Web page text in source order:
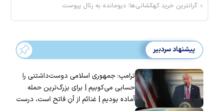
گرانترین خرید کهکشانی‌ها؛ دیومانده به رئال پیوست
پیشنهاد سردبیر
ترامپ: جمهوری اسلامی دوست‌داشتنی را
حسابی می‌کوبیم | برای بزرگ‌ترین حمله
آماده بودیم | غنائم از آنِ فاتح است، درست